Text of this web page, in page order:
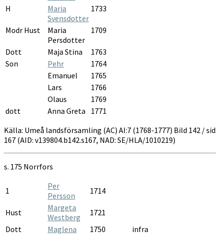
H
Maria
Svensdotter
1733
Modr Hust
Maria
Persdotter
1709
Dott Maja Stina
1763
Son
Pehr
1764
Emanuel
1765
Lars
1766
Olaus
1769
dott
Anna Greta
1771
Källa: Umeå landsförsamling (AC) AI:7 (1768-1777) Bild 142 / sid
167 (AID: v139804.b142.s167, NAD: SE/HLA/1010219)
s. 175 Norrfors
1
Per
Persson
1714
Hust
Margeta
Westberg
1721
Dott
Maglena 1750
infra